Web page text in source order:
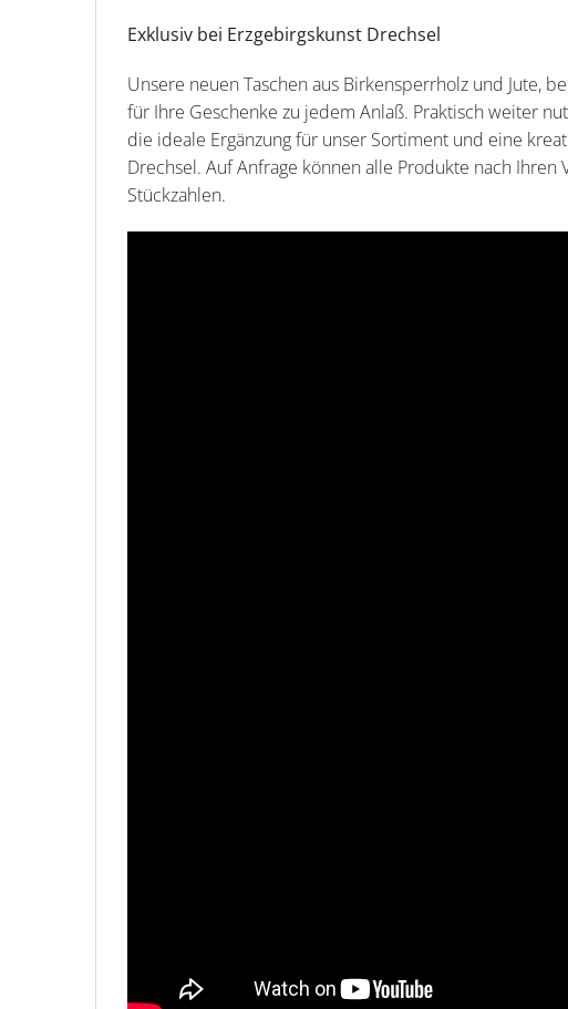
Exklusiv bei Erzgebirgskunst Drechsel
Unsere neuen Taschen aus Birkensperrholz und Jute,
für Ihre Geschenke zu jedem Anlaß. Praktisch weiter
die ideale Ergänzung für unser Sortiment und eine
Drechsel. Auf Anfrage können alle Produkte nach
Stückzahlen.